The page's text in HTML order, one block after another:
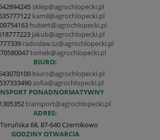
sklep@agrochlopecki.pl
kamil@agrochlopecki.pl
hubert@agrochlopecki.pl
jakub@agrochlopecki.pl
radoslaw.sz@agrochlopecki.pl
tomek@agrochlopecki.pl
BIURO:
biuro@agrochlopecki.pl
zofia@agrochlopecki.pl
PONADNORMATYWNY
transport@agrochlopecki.pl
ADRES:
68, 87-640 Czernikowo
GODZINY OTWARCIA